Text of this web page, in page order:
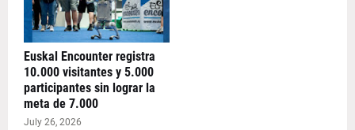
Euskal Encounter registra
10.000 visitantes y 5.000
participantes sin lograr la
meta de 7.000
July 26, 2026